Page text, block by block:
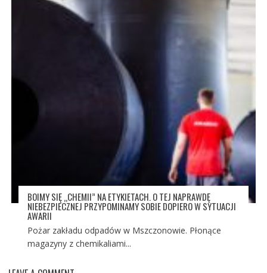
BOIMY SIĘ „CHEMII” NA ETYKIETACH. O TEJ NAPRAWDĘ
NIEBEZPIECZNEJ PRZYPOMINAMY SOBIE DOPIERO W SYTUACJI
AWARII
Pożar zakładu odpadów w Mszczonowie. Płonące
magazyny z chemikaliami...